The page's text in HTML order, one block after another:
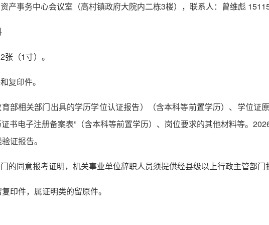
产事务中心会议室（高村镇政府大院内二栋3楼），联系人：曾维彪
（1寸）。
复印件。
部相关部门出具的学历学位认证报告）（含本科等前置学历）、学位证
书电子注册备案表”（含本科等前置学历）、岗位要求的其他材料等。
证报告。
的同意报考证明，机关事业单位辞职人员须提供经县级以上行政主管部门
印件，属证明类的留原件。